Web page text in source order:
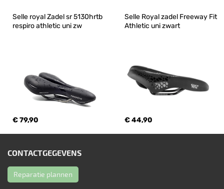
Selle royal Zadel sr 5130hrtb
respiro athletic uni zw
€ 79,90
Selle Royal zadel Freeway Fit
Athletic uni zwart
€ 44,90
CONTACTGEGEVENS
Reparatie plannen